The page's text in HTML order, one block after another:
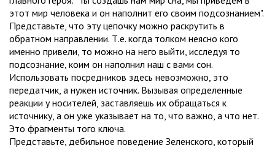
этот мир человека и он наполнит его своим подсознанием".
Представьте, что эту цепочку можно раскрутить в
обратном направлении. Т.е. когда толком неясно кого
именно привели, то можно на него выйти, исследуя то
подсознание, коим он наполнил наш с вами сон.
Использовать посредников здесь невозможно, это
передатчик, а нужен источник. Вызывая определенные
реакции у носителей, заставляешь их обращаться к
источнику, а он уже указывает на то, что важно, а что нет.
Это фрагменты того ключа.
Представьте, дебильное поведение Зеленского, который